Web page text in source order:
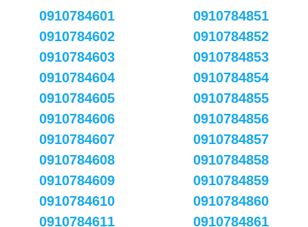
0910784601
0910784602
0910784603
0910784604
0910784605
0910784606
0910784607
0910784608
0910784609
0910784610
0910784611
0910784851
0910784852
0910784853
0910784854
0910784855
0910784856
0910784857
0910784858
0910784859
0910784860
0910784861